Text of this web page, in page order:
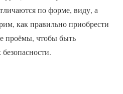
по форме, виду, а
как правильно приобрести
проёмы, чтобы быть